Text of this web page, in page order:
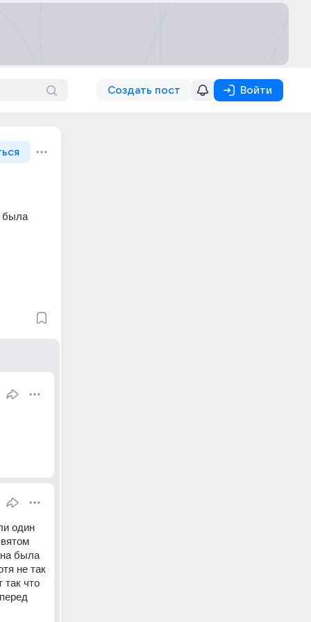
Создать пост Войти
была
один
была
не так
так что